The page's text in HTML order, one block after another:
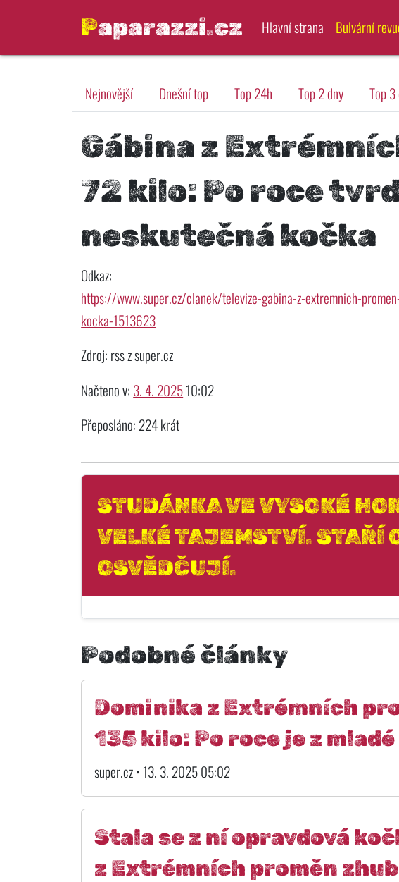
Paparazzi.cz Hlavní strana Bulvární
Nejnovější Dnešní top Top 24h Top 2 dny Top
Gábina z
72 kilo: Po roce
neskutečná kočka
Odkaz:
https://www.super.cz/clanek/televize-gabina-z-extremnich-
kocka-1513623
Zdroj: rss z super.cz
Načteno v: 3. 4. 202510:02
Přeposláno: 224 krát
STUDÁNKA VE VYSOKÉ
VELKÉ TAJEMSTVÍ. STAŘÍ
OSVĚDČUJÍ.
Podobné články
Dominika z Extrémních
135 kilo: Po roce je z
super.cz • 13. 3. 2025 05:02
Stala se z ní opravdová
z Extrémních proměn